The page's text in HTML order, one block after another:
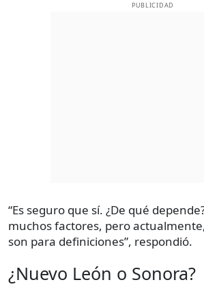
PUBLICIDAD
“Es seguro que sí. ¿De qué
muchos factores, pero
son para definiciones”, respondió.
¿Nuevo León o Sonora?